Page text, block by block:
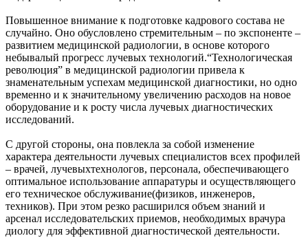
Повышенное внимание к подготовке кадрового состава не
случайно. Оно обусловлено стремительным – по экспоненте –
развитием медицинской радиологии, в основе которого
небывалый прогресс лучевых технологий.“Технологическая
революция” в медицинской радиологии привела к
знаменательным успехам медицинской диагностики, но одно
временно и к значительному увеличению расходов на новое
оборудование и к росту числа лучевых диагностических
исследований.
С другой стороны, она повлекла за собой изменение
характера деятельности лучевых специалистов всех профилей
– врачей, лучевыхтехнологов, персонала, обеспечивающего
оптимальное использование аппаратуры и осуществляющего
его техническое обслуживание(физиков, инженеров,
техников). При этом резко расширился объем знаний и
арсенал исследовательских приемов, необходимых врачура
диологу для эффективной диагностической деятельности.